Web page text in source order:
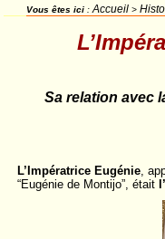
Vous êtes ici : Accueil >
Sa relation avec
L’Impératrice Eugénie,
“Eugénie de Montijo”, était